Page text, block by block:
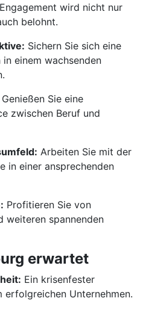
wird nicht nur
belohnt.
Sichern Sie sich eine
einem wachsenden
Genießen Sie eine
zwischen Beruf und
Arbeiten Sie mit der
in einer ansprechenden
Profitieren Sie von
weiteren spannenden
erwartet
Ein krisenfester
erfolgreichen Unternehmen.